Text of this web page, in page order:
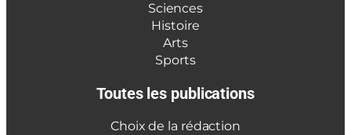
Sciences
Histoire
Arts
Sports
Toutes les publications
Choix de la rédaction